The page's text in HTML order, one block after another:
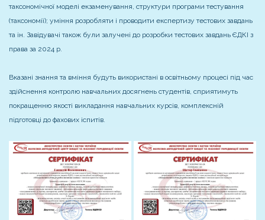
таксономічної моделі екзаменування, структури програми тестування
(таксономії); уміння розробляти і проводити експертизу тестових завдань
та ін. Завідувачі також були залучені до розробки тестових завдань ЄДКІ з
права за 2024 р.
Вказані знання та вміння будуть використані в освітньому процесі під час
здійснення контролю навчальних досягнень студентів, сприятимуть
покращенню якості викладання навчальних курсів, комплексній
підготовці до фахових іспитів.